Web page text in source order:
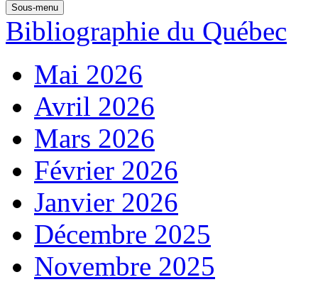
Sous-menu
Bibliographie du Québec
Mai 2026
Avril 2026
Mars 2026
Février 2026
Janvier 2026
Décembre 2025
Novembre 2025